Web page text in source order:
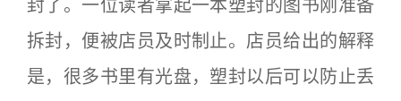
封了。一位读者拿起一本塑封的图书刚准备
拆封，便被店员及时制止。店员给出的解释
是，很多书里有光盘，塑封以后可以防止丢